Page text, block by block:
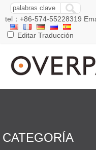
tel：+86-574-55228319
Editar Traducción
CATEGORÍA